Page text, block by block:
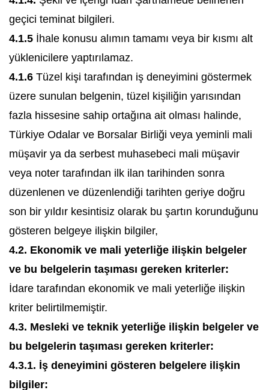
geçici teminat bilgileri.
4.1.5 İhale konusu alımın tamamı veya bir kısmı alt
yüklenicilere yaptırılamaz.
4.1.6 Tüzel kişi tarafından iş deneyimini göstermek
üzere sunulan belgenin, tüzel kişiliğin yarısından
fazla hissesine sahip ortağına ait olması halinde,
Türkiye Odalar ve Borsalar Birliği veya yeminli mali
müşavir ya da serbest muhasebeci mali müşavir
veya noter tarafından ilk ilan tarihinden sonra
düzenlenen ve düzenlendiği tarihten geriye doğru
son bir yıldır kesintisiz olarak bu şartın korunduğunu
gösteren belgeye ilişkin bilgiler,
4.2. Ekonomik ve mali yeterliğe ilişkin belgeler
ve bu belgelerin taşıması gereken kriterler:
İdare tarafından ekonomik ve mali yeterliğe ilişkin
kriter belirtilmemiştir.
4.3. Mesleki ve teknik yeterliğe ilişkin belgeler ve
bu belgelerin taşıması gereken kriterler:
4.3.1. İş deneyimini gösteren belgelere ilişkin
bilgiler: